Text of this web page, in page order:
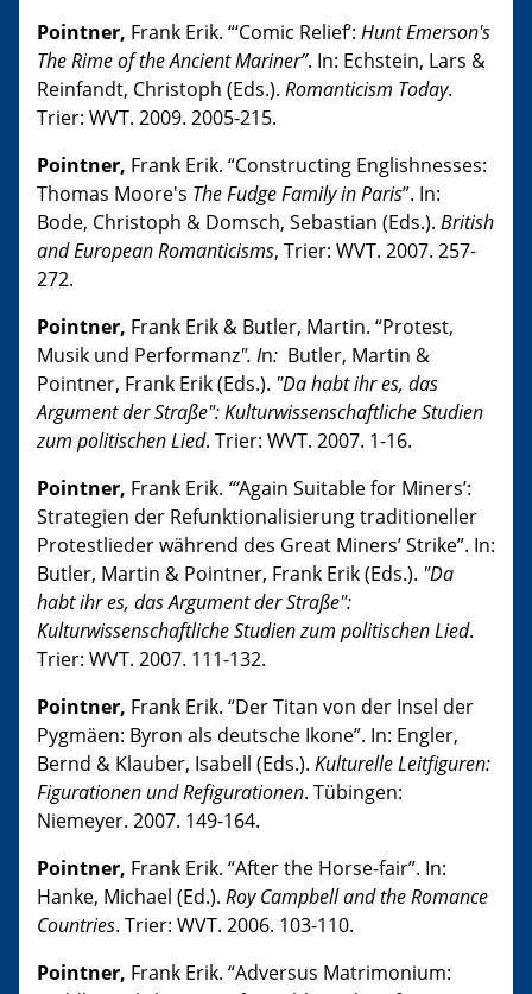
Pointner, Frank Erik. “‘Comic Relief’: Hunt Emerson's
The Rime of the Ancient Mariner”. In: Echstein, Lars &
Reinfandt, Christoph (Eds.). Romanticism Today.
Trier: WVT. 2009. 2005-215.
Pointner, Frank Erik. “Constructing Englishnesses:
Thomas Moore's The Fudge Family in Paris”. In:
Bode, Christoph & Domsch, Sebastian (Eds.). British
and European Romanticisms, Trier: WVT. 2007. 257-
272.
Pointner, Frank Erik & Butler, Martin. “Protest,
Musik und Performanz". In: Butler, Martin &
Pointner, Frank Erik (Eds.). "Da habt ihr es, das
Argument der Straße": Kulturwissenschaftliche Studien
zum politischen Lied. Trier: WVT. 2007. 1-16.
Pointner, Frank Erik. “‘Again Suitable for Miners’:
Strategien der Refunktionalisierung traditioneller
Protestlieder während des Great Miners’ Strike”. In:
Butler, Martin & Pointner, Frank Erik (Eds.). "Da
habt ihr es, das Argument der Straße":
Kulturwissenschaftliche Studien zum politischen Lied.
Trier: WVT. 2007. 111-132.
Pointner, Frank Erik. “Der Titan von der Insel der
Pygmäen: Byron als deutsche Ikone”. In: Engler,
Bernd & Klauber, Isabell (Eds.). Kulturelle Leitfiguren:
Figurationen und Refigurationen. Tübingen:
Niemeyer. 2007. 149-164.
Pointner, Frank Erik. “After the Horse-fair”. In:
Hanke, Michael (Ed.). Roy Campbell and the Romance
Countries. Trier: WVT. 2006. 103-110.
Pointner, Frank Erik. “Adversus Matrimonium: